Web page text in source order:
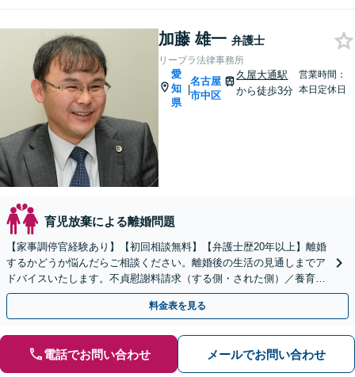
加藤 雄一 弁護士
リーブラ法律事務所
愛
知
県
|
名古屋
市中区
久屋大通駅
から徒歩3分
営業時間：
本日定休日
育児放棄による離婚問題
【家事調停官経験あり】【初回相談無料】【弁護士歴20年以上】離婚
するかどうか悩んだらご相談ください。離婚後の生活の見通しまでア
ドバイスいたします。不貞慰謝料請求（する側・された側）／養育費
／親権／モラハラ被害【完全個室】【子連れ相談可】
料金表を見る
電話でお問い合わせ メールでお問い合わせ